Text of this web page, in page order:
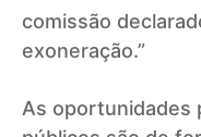
comissão
exoneração.”
As oportunidades